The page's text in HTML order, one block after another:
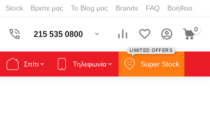
Stock Βρείτε μας Το Blog μας Brands FAQ Βοήθεια
215 535 0800
0
Σπίτι Τηλεφωνία Super Stock
LIMITED OFFERS